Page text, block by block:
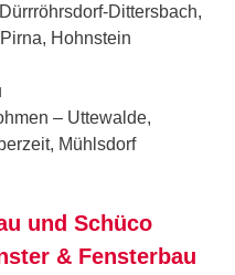
Dittersbach,
Hohnstein
– Uttewalde,
Mühlsdorf
und Schüco
& Fensterbau